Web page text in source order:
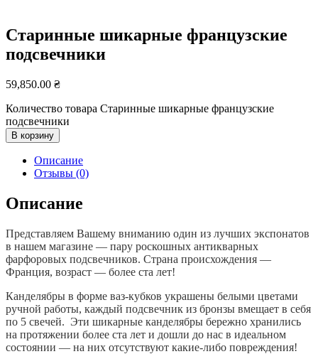
Старинные шикарные французские
подсвечники
59,850.00 ₴
Количество товара Старинные шикарные французские
подсвечники
В корзину
Описание
Отзывы (0)
Описание
Представляем Вашему вниманию один из лучших экспонатов
в нашем магазине — пару роскошных антикварных
фарфоровых подсвечников. Страна происхождения —
Франция, возраст — более ста лет!
Канделябры в форме ваз-кубков украшены белыми цветами
ручной работы, каждый подсвечник из бронзы вмещает в себя
по 5 свечей. Эти шикарные канделябры бережно хранились
на протяжении более ста лет и дошли до нас в идеальном
состоянии — на них отсутствуют какие-либо повреждения!